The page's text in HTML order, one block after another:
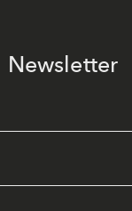
Newsletter